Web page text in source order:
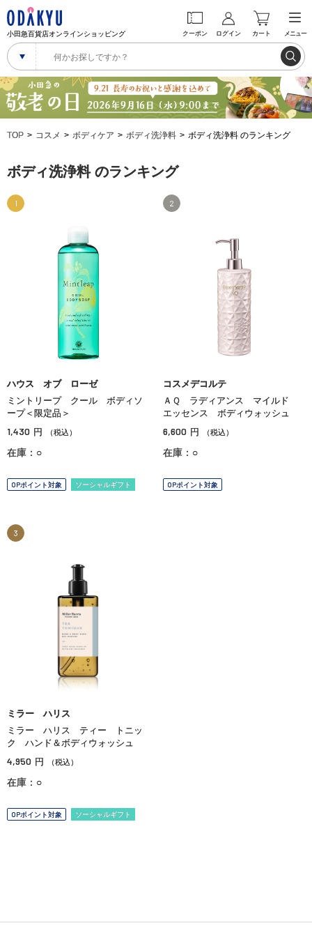
小田急百貨店オンラインショッピング クーポン ログイン カート メニュー
TOP コスメ ボディケア ボディ洗浄料 ボディ洗浄料 のランキング
ボディ洗浄料 のランキング
1
ハウス オブ ローゼ
ミントリープ クール ボディソ
ープ＜限定品＞
1,430 円 （税込）
在庫：○
OPポイント対象 ソーシャルギフト
2
コスメデコルテ
ＡＱ ラディアンス マイルド
エッセンス ボディウォッシュ
6,600 円 （税込）
在庫：○
OPポイント対象
3
ミラー ハリス
ミラー ハリス ティー トニッ
ク ハンド＆ボディウォッシュ
4,950 円 （税込）
在庫：○
OPポイント対象 ソーシャルギフト